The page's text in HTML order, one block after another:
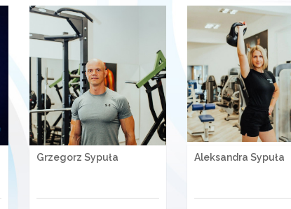
Grzegorz Sypuła Aleksandra Sypuła